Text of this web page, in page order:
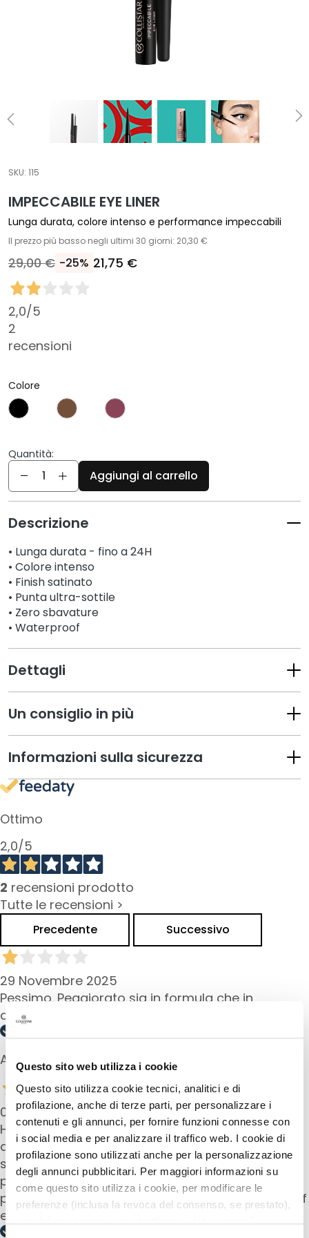
Questo sito web utilizza i cookie
Questo sito utilizza cookie tecnici, analitici e di
profilazione, anche di terze parti, per personalizzare i
contenuti e gli annunci, per fornire funzioni connesse con
i social media e per analizzare il traffico web. I cookie di
profilazione sono utilizzati anche per la personalizzazione
degli annunci pubblicitari. Per maggiori informazioni su
come questo sito utilizza i cookie, per modificare le
preferenze (inclusa la revoca del consenso, se prestato),
nonché per sapere come trattiamo i dati personali –
t
s
e
c
i
i
c
D
t
e
r
n
t
i
s
r
u
c
c
a
t
i
M
a
h
e
r
e
d
E
s
f
o
l
a
n
t
i
S
i
r
i
e
A
t
t
i
v
SKU: 115
IMPECCABILE EYE LINER
Lunga durata, colore intenso e performance impeccabili
Il prezzo più basso negli ultimi 30 giorni: 20,30 €
21,75 €
29,00 € -25%
2,0/5
2
recensioni
Colore
Quantità:
Quantità Aggiungi al carrello
Descrizione
• Lunga durata - fino a 24H
• Colore intenso
• Finish satinato
• Punta ultra-sottile
• Zero sbavature
• Waterproof
Dettagli
Un consiglio in più
Informazioni sulla sicurezza
Ottimo
2,0/5
2 recensioni prodotto
Tutte le recensioni >
Precedente Successivo
29 Novembre 2025
Pessimo. Peggiorato sia in formula che in
applicatore
Acquirente verificato
06 Ottobre 2025
Ho sempre usato l'eye liner nero, e pensavo che
questo fosse uguale , cambiando ovviamente
solo il colore. Invece il formato è diverso e non lo
preferisco. Trovo molto più maneggevole e
pratrico il tubetto della versione nera. Waterproof
efficace